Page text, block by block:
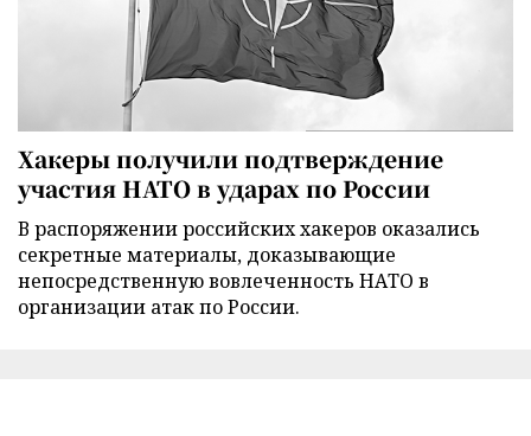
Хакеры получили подтверждение
участия НАТО в ударах по России
В распоряжении российских хакеров оказались
секретные материалы, доказывающие
непосредственную вовлеченность НАТО в
организации атак по России.